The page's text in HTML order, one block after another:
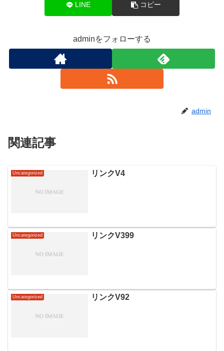
LINE コピー
adminをフォローする
admin
関連記事
Uncategorized リンクV4
Uncategorized リンクV399
Uncategorized リンクV92